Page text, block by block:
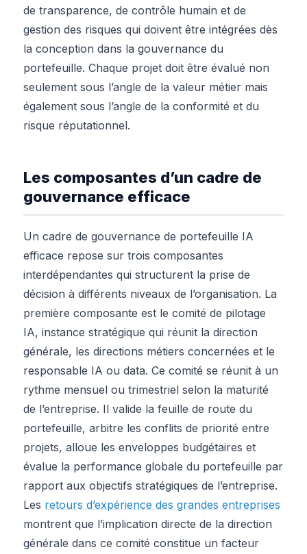
de transparence, de contrôle humain et de
gestion des risques qui doivent être intégrées dès
la conception dans la gouvernance du
portefeuille. Chaque projet doit être évalué non
seulement sous l’angle de la valeur métier mais
également sous l’angle de la conformité et du
risque réputationnel.
Les composantes d’un cadre de
gouvernance efficace
Un cadre de gouvernance de portefeuille IA
efficace repose sur trois composantes
interdépendantes qui structurent la prise de
décision à différents niveaux de l’organisation. La
première composante est le comité de pilotage
IA, instance stratégique qui réunit la direction
générale, les directions métiers concernées et le
responsable IA ou data. Ce comité se réunit à un
rythme mensuel ou trimestriel selon la maturité
de l’entreprise. Il valide la feuille de route du
portefeuille, arbitre les conflits de priorité entre
projets, alloue les enveloppes budgétaires et
évalue la performance globale du portefeuille par
rapport aux objectifs stratégiques de l’entreprise.
Les retours d’expérience des grandes entreprises
montrent que l’implication directe de la direction
générale dans ce comité constitue un facteur